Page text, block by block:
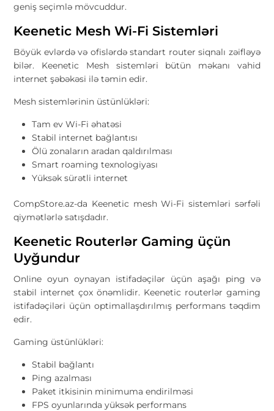
geniş seçimlə mövcuddur.
Keenetic Mesh Wi-Fi Sistemləri
Böyük evlərdə və ofislərdə standart router siqnalı zəifləyə
bilər. Keenetic Mesh sistemləri bütün məkanı vahid
internet şəbəkəsi ilə təmin edir.
Mesh sistemlərinin üstünlükləri:
Tam ev Wi-Fi əhatəsi
Stabil internet bağlantısı
Ölü zonaların aradan qaldırılması
Smart roaming texnologiyası
Yüksək sürətli internet
CompStore.az-da Keenetic mesh Wi-Fi sistemləri sərfəli
qiymətlərlə satışdadır.
Keenetic Routerlər Gaming üçün
Uyğundur
Online oyun oynayan istifadəçilər üçün aşağı ping və
stabil internet çox önəmlidir. Keenetic routerlər gaming
istifadəçiləri üçün optimallaşdırılmış performans təqdim
edir.
Gaming üstünlükləri:
Stabil bağlantı
Ping azalması
Paket itkisinin minimuma endirilməsi
FPS oyunlarında yüksək performans